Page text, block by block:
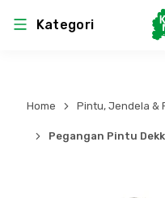
Kategori
Atap &
Produk
Sistem
Home Pintu, Jendela &
Pegangan Pintu